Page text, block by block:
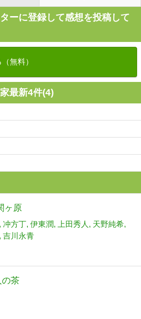
ーに登録して感想を投稿して
無料）
最新4件(4)
ヶ原
冲方丁 伊東潤 上田秀人
天野純希
吉川永青
の茶